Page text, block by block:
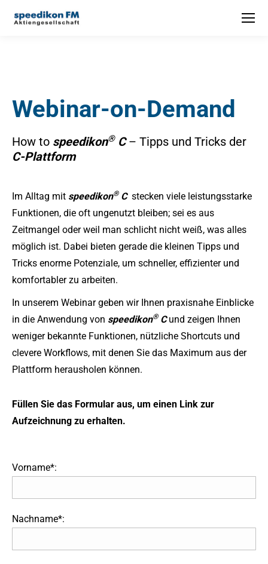
Webinar-on-Demand
How to speedikon®C– Tipps und Tricks der
C-Plattform
Im Alltag mit speedikon®Cstecken viele leistungsstarke
Funktionen, die oft ungenutzt bleiben; sei es aus
Zeitmangel oder weil man schlicht nicht weiß, was alles
möglich ist. Dabei bieten gerade die kleinen Tipps und
Tricks enorme Potenziale, um schneller, effizienter und
komfortabler zu arbeiten.
In unserem Webinar geben wir Ihnen praxisnahe Einblicke
in die Anwendung von speedikon®Cund zeigen Ihnen
weniger bekannte Funktionen, nützliche Shortcuts und
clevere Workflows, mit denen Sie das Maximum aus der
Plattform herausholen können.
Füllen Sie das Formular aus, um einen Link zur
Aufzeichnung zu erhalten.
Vorname*:
Nachname*: